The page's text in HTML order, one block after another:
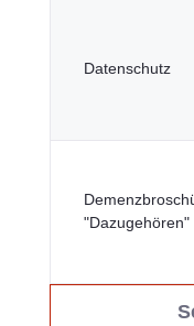
Datenschutz
"Dazugehören"